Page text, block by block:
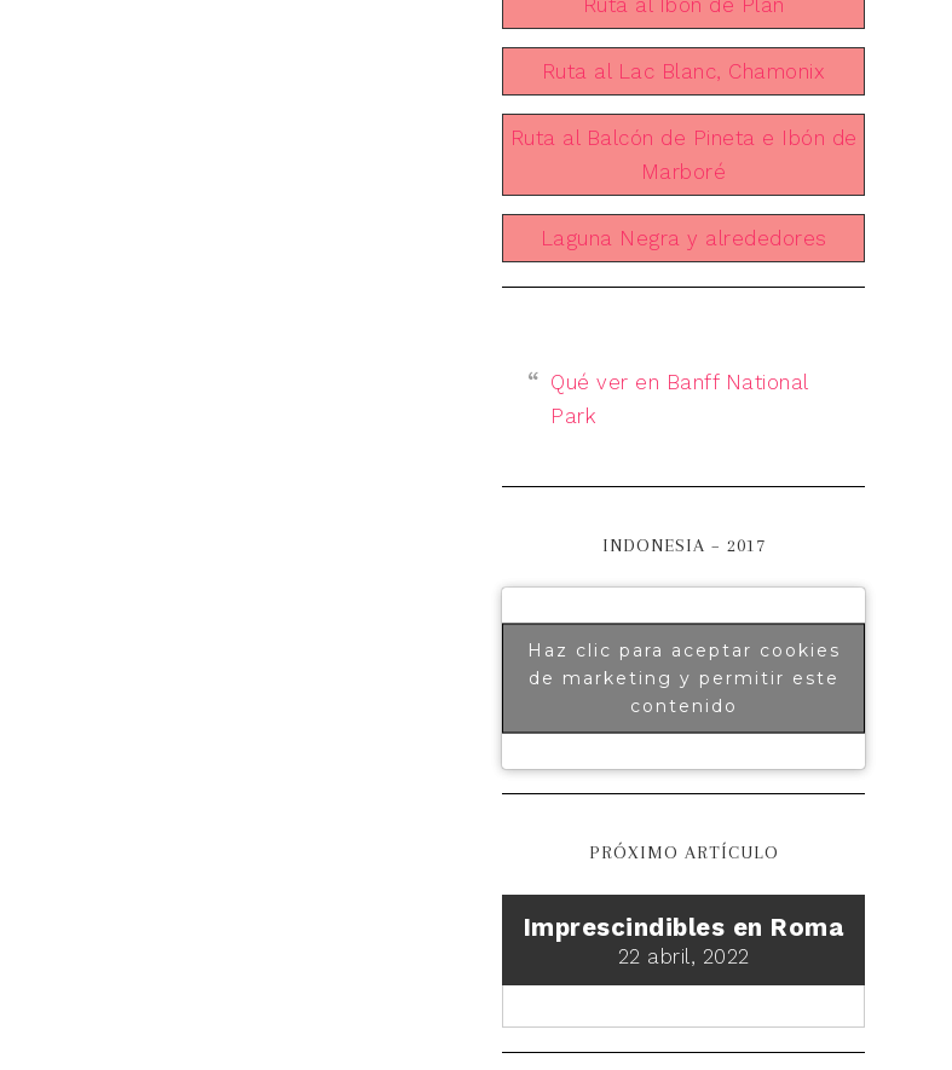
Ruta al Ibón de Plan
Ruta al Lac Blanc, Chamonix
Ruta al Balcón de Pineta e Ibón de
Marboré
Laguna Negra y alrededores
Qué ver en Banff National
Park
INDONESIA – 2017
Haz clic para aceptar cookies
de marketing y permitir este
contenido
PRÓXIMO ARTÍCULO
Imprescindibles en Roma
22 abril, 2022